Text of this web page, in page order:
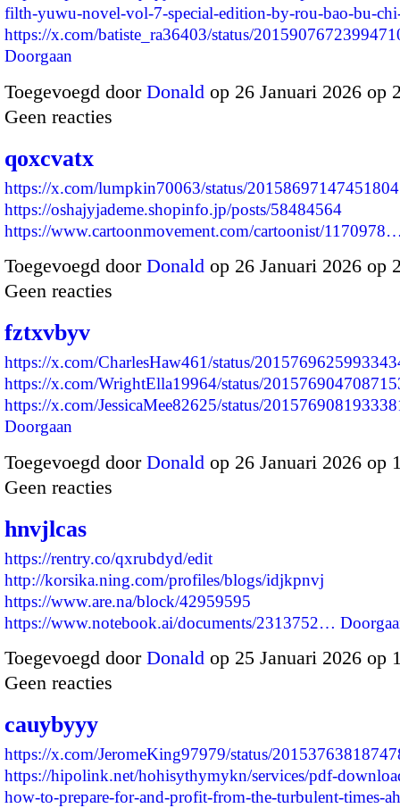
filth-yuwu-novel-vol-7-special-edition-by-rou-bao-bu-
https://x.com/batiste_ra36403/status/
Doorgaan
Toegevoegd door Donald op 26 Januari 2026 op
Geen reacties
qoxcvatx
https://x.com/lumpkin70063/status/
https://oshajyjademe.shopinfo.jp/posts/58484564
https://www.cartoonmovement.com/cartoonist/
Toegevoegd door Donald op 26 Januari 2026 op
Geen reacties
fztxvbyv
https://x.com/CharlesHaw461/status/
https://x.com/WrightElla19964/status/
https://x.com/JessicaMee82625/status/
Doorgaan
Toegevoegd door Donald op 26 Januari 2026 op
Geen reacties
hnvjlcas
https://rentry.co/qxrubdyd/edit
http://korsika.ning.com/profiles/blogs/idjkpnvj
https://www.are.na/block/42959595
https://www.notebook.ai/documents/2313752…
Toegevoegd door Donald op 25 Januari 2026 op
Geen reacties
cauybyyy
https://x.com/JeromeKing97979/status/
https://hipolink.net/hohisythymykn/services/pdf-
how-to-prepare-for-and-profit-from-the-turbulent-times-